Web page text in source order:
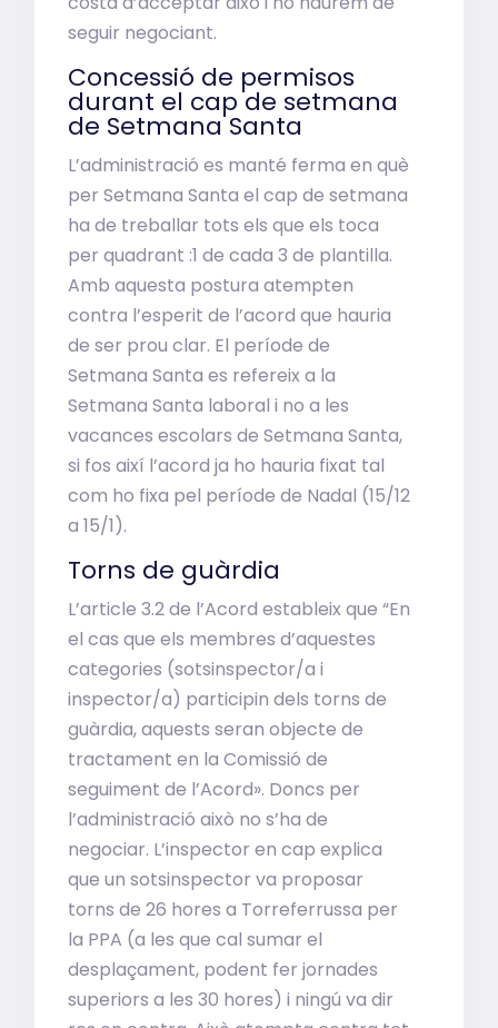
seguir negociant.
Concessió de permisos
durant el cap de setmana
de Setmana Santa
L’administració es manté ferma en què
per Setmana Santa el cap de setmana
ha de treballar tots els que els toca
per quadrant :1 de cada 3 de plantilla.
Amb aquesta postura atempten
contra l’esperit de l’acord que hauria
de ser prou clar. El període de
Setmana Santa es refereix a la
Setmana Santa laboral i no a les
vacances escolars de Setmana Santa,
si fos així l’acord ja ho hauria fixat tal
com ho fixa pel període de Nadal (15/12
a 15/1).
Torns de guàrdia
L’article 3.2 de l’Acord estableix que “En
el cas que els membres d’aquestes
categories (sotsinspector/a i
inspector/a) participin dels torns de
guàrdia, aquests seran objecte de
tractament en la Comissió de
seguiment de l’Acord». Doncs per
l’administració això no s’ha de
negociar. L’inspector en cap explica
que un sotsinspector va proposar
torns de 26 hores a Torreferrussa per
la PPA (a les que cal sumar el
desplaçament, podent fer jornades
superiors a les 30 hores) i ningú va dir